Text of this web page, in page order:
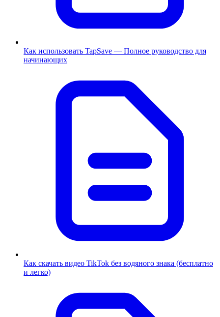
Как использовать TapSave — Полное руководство для
начинающих
Как скачать видео TikTok без водяного знака (бесплатно
и легко)